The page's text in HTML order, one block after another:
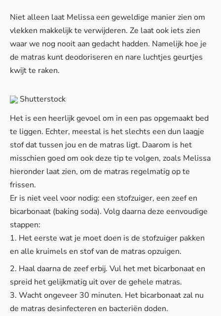
Niet alleen laat Melissa een geweldige manier zien om
vlekken makkelijk te verwijderen. Ze laat ook iets zien
waar we nog nooit aan gedacht hadden. Namelijk hoe je
de matras kunt deodoriseren en nare luchtjes geurtjes
kwijt te raken.
Shutterstock
Het is een heerlijk gevoel om in een pas opgemaakt bed
te liggen. Echter, meestal is het slechts een dun laagje
stof dat tussen jou en de matras ligt. Daarom is het
misschien goed om ook deze tip te volgen, zoals Melissa
hieronder laat zien, om de matras regelmatig op te
frissen.
Er is niet veel voor nodig: een stofzuiger, een zeef en
bicarbonaat (baking soda). Volg daarna deze eenvoudige
stappen:
1. Het eerste wat je moet doen is de stofzuiger pakken
en alle kruimels en stof van de matras opzuigen.
2. Haal daarna de zeef erbij. Vul het met bicarbonaat en
spreid het gelijkmatig uit over de gehele matras.
3. Wacht ongeveer 30 minuten. Het bicarbonaat zal nu
de matras desinfecteren en bacteriën doden.